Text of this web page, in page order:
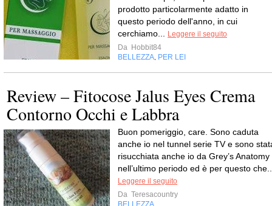
prodotto particolarmente adatto in
questo periodo dell'anno, in cui
cerchiamo...
Leggere il seguito
Da Hobbit84
BELLEZZA PER LEI
Review – Fitocose Jalus Eyes Crema
Contorno Occhi e Labbra
Buon pomeriggio, care. Sono caduta
anche io nel tunnel serie TV e sono
risucchiata anche io da Grey’s Anatomy
nell’ultimo periodo ed è per questo
Leggere il seguito
Da Teresacountry
BELLEZZA